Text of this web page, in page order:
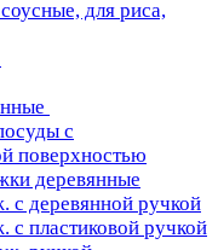
для риса,
с
поверхностью
деревянные
с деревянной ручкой
с пластиковой ручкой